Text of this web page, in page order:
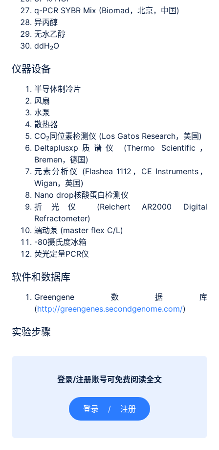
q-PCR SYBR Mix (Biomad，北京，中国)
异丙醇
无水乙醇
ddH2O
仪器设备
半导体制冷片
风扇
水泵
散热器
CO2同位素检测仪 (Los Gatos Research，美国)
Deltaplusxp质谱仪 (Thermo Scientific，
Bremen，德国)
元素分析仪 (Flashea 1112，CE Instruments，
Wigan，英国)
Nano drop核酸蛋白检测仪
折光仪 (Reichert AR2000 Digital
Refractometer)
蠕动泵 (master flex C/L)
-80摄氏度冰箱
荧光定量PCR仪
软件和数据库
Greengene数据库
(http://greengenes.secondgenome.com/)
实验步骤
登录/注册账号可免费阅读全文
登录 / 注册